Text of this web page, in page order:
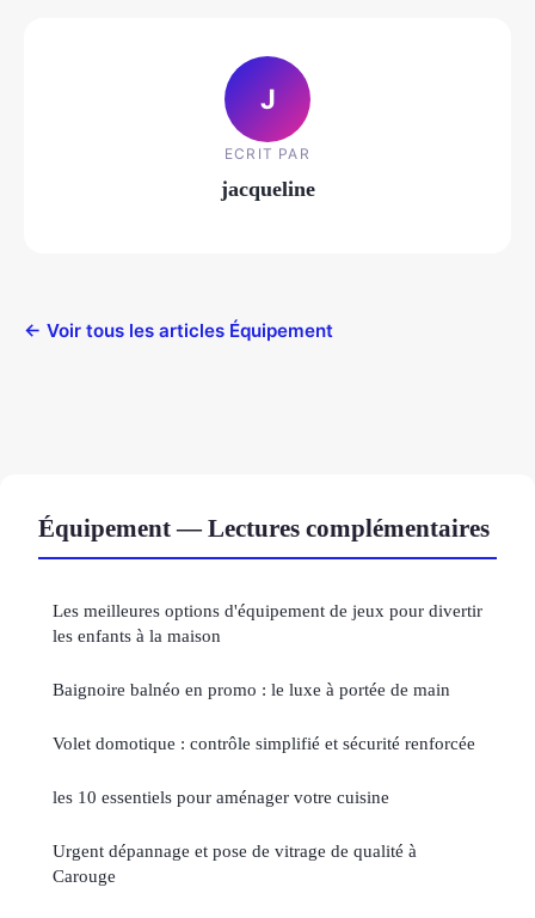
J
ECRIT PAR
jacqueline
← Voir tous les articles Équipement
Équipement — Lectures complémentaires
Les meilleures options d'équipement de jeux pour divertir
les enfants à la maison
Baignoire balnéo en promo : le luxe à portée de main
Volet domotique : contrôle simplifié et sécurité renforcée
les 10 essentiels pour aménager votre cuisine
Urgent dépannage et pose de vitrage de qualité à
Carouge